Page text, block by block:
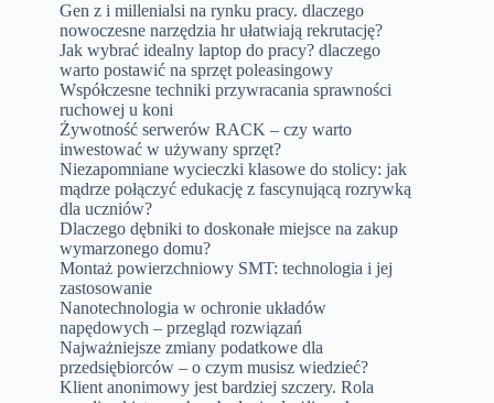
Gen z i millenialsi na rynku pracy. dlaczego
nowoczesne narzędzia hr ułatwiają rekrutację?
Jak wybrać idealny laptop do pracy? dlaczego
warto postawić na sprzęt poleasingowy
Współczesne techniki przywracania sprawności
ruchowej u koni
Żywotność serwerów RACK – czy warto
inwestować w używany sprzęt?
Niezapomniane wycieczki klasowe do stolicy: jak
mądrze połączyć edukację z fascynującą rozrywką
dla uczniów?
Dlaczego dębniki to doskonałe miejsce na zakup
wymarzonego domu?
Montaż powierzchniowy SMT: technologia i jej
zastosowanie
Nanotechnologia w ochronie układów
napędowych – przegląd rozwiązań
Najważniejsze zmiany podatkowe dla
przedsiębiorców – o czym musisz wiedzieć?
Klient anonimowy jest bardziej szczery. Rola